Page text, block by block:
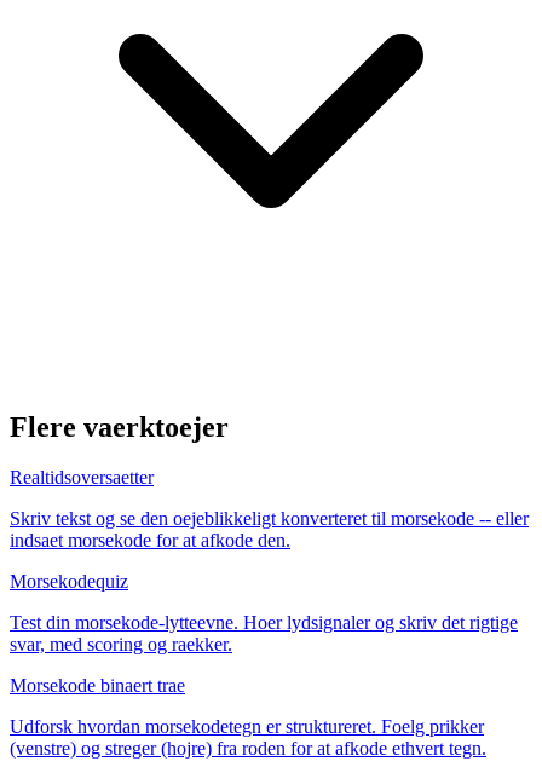
Flere vaerktoejer
Realtidsoversaetter
Skriv tekst og se den oejeblikkeligt konverteret til morsekode -- eller
indsaet morsekode for at afkode den.
Morsekodequiz
Test din morsekode-lytteevne. Hoer lydsignaler og skriv det rigtige
svar, med scoring og raekker.
Morsekode binaert trae
Udforsk hvordan morsekodetegn er struktureret. Foelg prikker
(venstre) og streger (hojre) fra roden for at afkode ethvert tegn.